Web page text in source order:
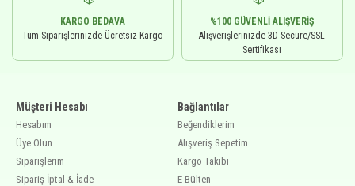
KARGO BEDAVA
Tüm Siparişlerinizde Ücretsiz Kargo
%100 GÜVENLI ALIŞVERIŞ
Alışverişlerinizde 3D Secure/SSL
Sertifikası
Müşteri Hesabı
Hesabım
Üye Olun
Siparişlerim
Sipariş İptal & İade
Bağlantılar
Beğendiklerim
Alışveriş Sepetim
Kargo Takibi
E-Bülten